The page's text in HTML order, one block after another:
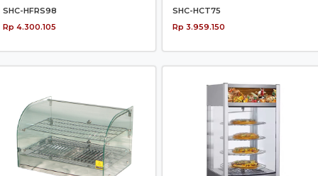
SHC-HFRS98
Rp 4.300.105
SHC-HCT75
Rp 3.959.150